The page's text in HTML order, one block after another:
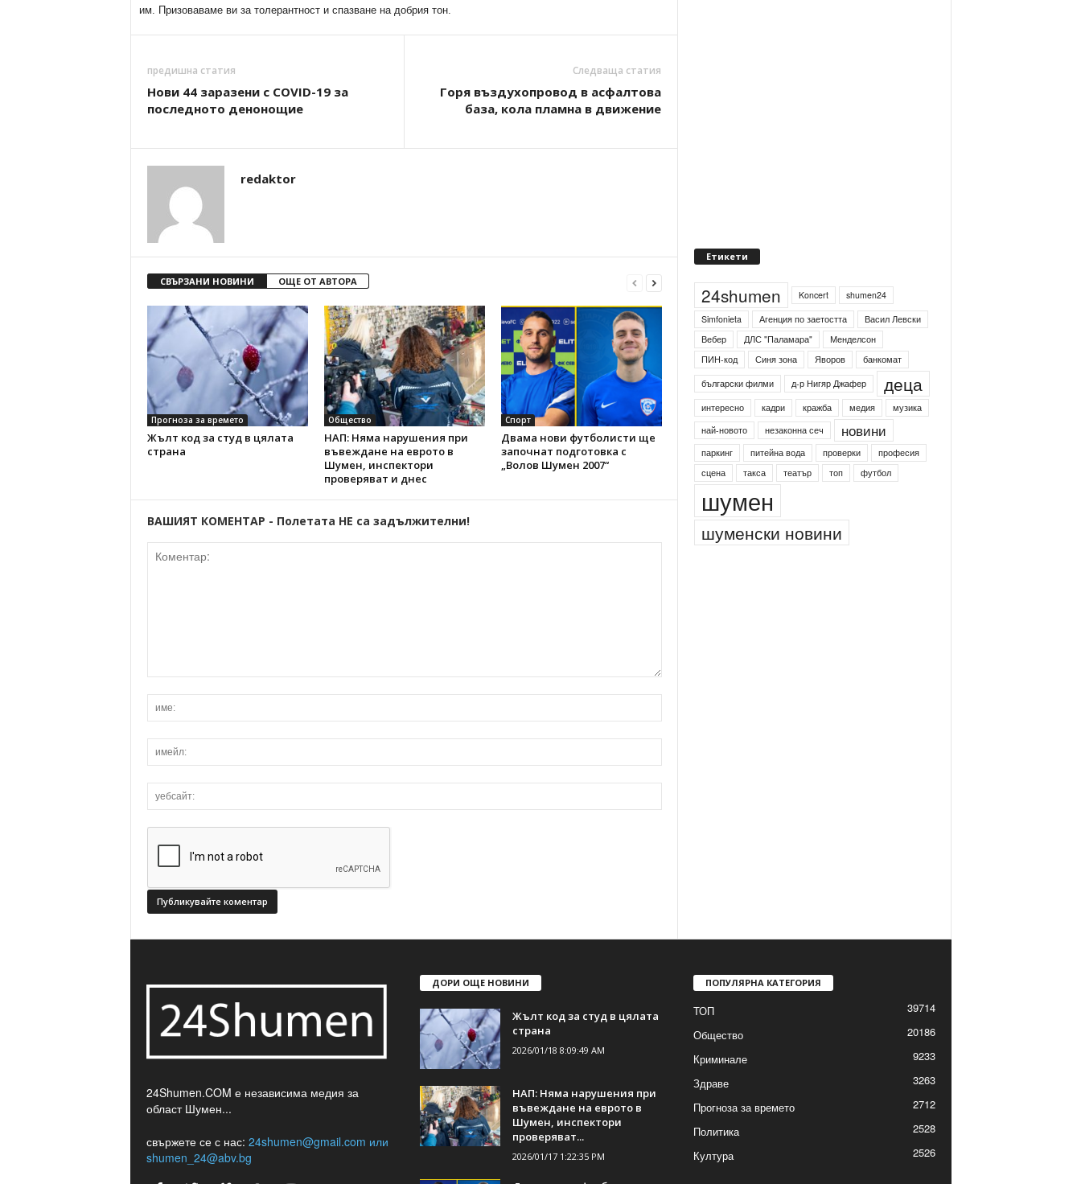
им. Призоваваме ви за толерантност и спазване на добрия тон.
предишна статия
Нови 44 заразени с COVID-19 за
последното денонощие
Следваща статия
Горя въздухопровод в асфалтова
база, кола пламна в движение
redaktor
СВЪРЗАНИ НОВИНИ ОЩЕ ОТ АВТОРА
Прогноза за времето
Жълт код за студ в цялата
страна
Общество
НАП: Няма нарушения при
въвеждане на еврото в
Шумен, инспектори
проверяват и днес
Спорт
Двама нови футболисти ще
започнат подготовка с
„Волов Шумен 2007“
ВАШИЯТ КОМЕНТАР - Полетата НЕ са задължителни!
Етикети
24shumen Koncert
shumen24
Simfonieta
Агенция по заетостта
Васил Левски
Вебер
ДЛС "Паламара"
Менделсон
ПИН-код
Синя зона Яворов
банкомат
български филми
д-р Нигяр Джафер деца
интересно кадри кражба медия
най-новото
незаконна сеч новини
паркинг питейна вода проверки
професия
сцена
такса
шумен
24Shumen.COM е независима медия за
област Шумен...
свържете се с нас: 24shumen@gmail.com или
shumen_24@abv.bg
ДОРИ ОЩЕ НОВИНИ
Жълт код за студ в цялата
страна
2026/01/18 8:09:49 AM
НАП: Няма нарушения при
въвеждане на еврото в
Шумен, инспектори
проверяват...
2026/01/17 1:22:35 PM
ПОПУЛЯРНА КАТЕГОРИЯ
ТОП
39714
Общество
20186
Криминале
9233
Здраве
3263
Прогноза за времето
2712
Политика
2528
Култура
2526